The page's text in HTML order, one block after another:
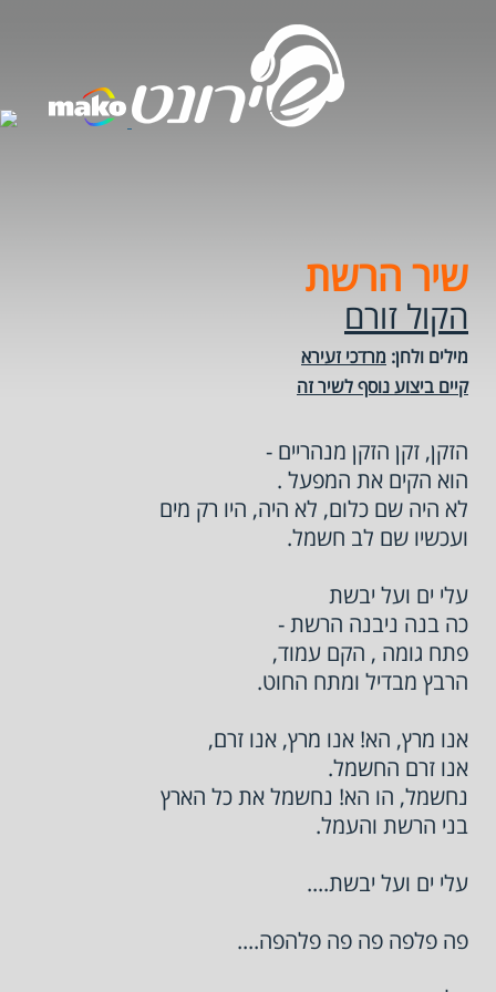
שיר הרשת
הקול זורם
מילים ולחן: מרדכי זעירא
קיים ביצוע נוסף לשיר זה
הזקן, זקן הזקן מנהריים -
הוא הקים את המפעל .
לא היה שם כלום, לא היה, היו רק מים
ועכשיו שם לב חשמל.
עלי ים ועל יבשת
כה בנה ניבנה הרשת -
פתח גומה , הקם עמוד,
הרבץ מבדיל ומתח החוט.
אנו מרץ, הא! אנו מרץ, אנו זרם,
אנו זרם החשמל.
נחשמל, הו הא! נחשמל את כל הארץ
בני הרשת והעמל.
עלי ים ועל יבשת....
פה פלפה פה פה פלהפה....